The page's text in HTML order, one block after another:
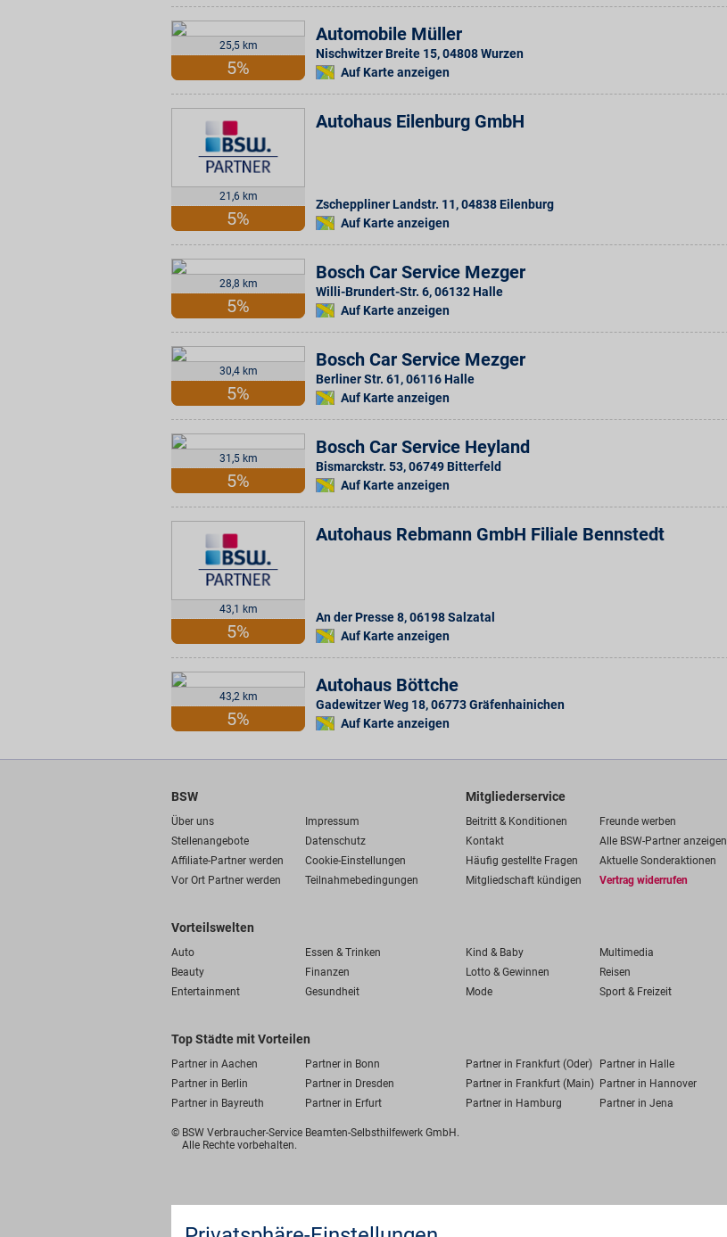
25,5 km
5%
Automobile Müller
Nischwitzer Breite 15,04808Wurzen
Auf Karte anzeigen
21,6 km
5%
Autohaus Eilenburg GmbH
Zscheppliner Landstr. 11,04838 Eilenburg
Auf Karte anzeigen
28,8 km
5%
Bosch Car Service Mezger
Willi-Brundert-Str. 6,06132 Halle
Auf Karte anzeigen
30,4 km
5%
Bosch Car Service Mezger
Berliner Str. 61,06116 Halle
Auf Karte anzeigen
31,5 km
5%
Bosch Car Service Heyland
Bismarckstr. 53,06749 Bitterfeld
Auf Karte anzeigen
43,1 km
5%
Autohaus Rebmann GmbH Filiale Bennstedt
An der Presse 8,06198Salzatal
Auf Karte anzeigen
43,2 km
5%
Autohaus Böttche
Gadewitzer Weg 18,06773Gräfenhainichen
Auf Karte anzeigen
BSW
Über uns
Impressum
Stellenangebote
Datenschutz
Affiliate-Partner werden
Cookie-Einstellungen
Vor Ort Partner werden
Teilnahmebedingungen
Mitgliederservice
Beitritt & Konditionen
Freunde werben
Kontakt
Alle BSW-Partner anzeigen
Häufig gestellte Fragen
Aktuelle Sonderaktionen
Mitgliedschaft kündigen
Vertrag widerrufen
Vorteilswelten
Auto Essen & Trinken Kind & Baby
Multimedia
Beauty
Finanzen Lotto & Gewinnen
Reisen
Entertainment
Gesundheit Mode Sport & Freizeit
Top Städte mit Vorteilen
Partner in Aachen Partner in Bonn Partner in Frankfurt (Oder) Partner in Halle
Partner in Berlin
Partner in Dresden Partner in Frankfurt (Main) Partner in Hannover
Partner in Bayreuth
Partner in Erfurt Partner in Hamburg Partner in Jena
© BSW Verbraucher-Service Beamten-Selbsthilfewerk GmbH.
Alle Rechte vorbehalten.